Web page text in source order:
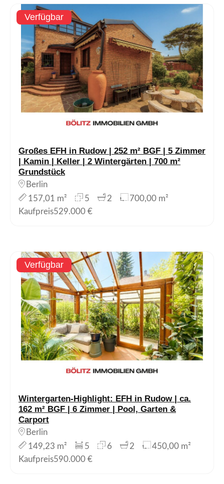
Verfügbar
Großes EFH in Rudow | 252 m² BGF | 5 Zimmer
| Kamin | Keller | 2 Wintergärten | 700 m²
Grundstück
Berlin
157,01 m²
5 2
700,00 m²
Kaufpreis529.000 €
Verfügbar
Wintergarten-Highlight: EFH in Rudow | ca.
162 m² BGF | 6 Zimmer | Pool, Garten &
Carport
Berlin
149,23 m²
5 6 2
450,00 m²
Kaufpreis590.000 €